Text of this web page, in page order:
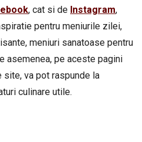
, cat si de Instagram,
pentru meniurile zilei,
meniuri sanatoase pentru
asemenea, pe aceste pagini
va pot raspunde la
culinare utile.